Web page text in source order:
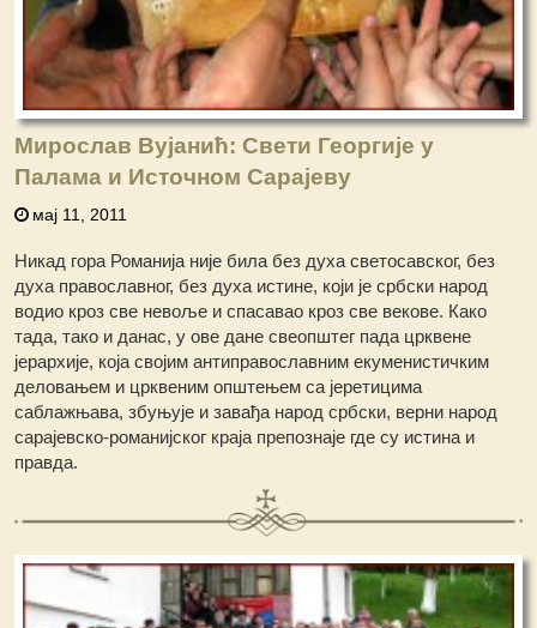
Мирослав Вујанић: Свети Георгије у
Палама и Источном Сарајеву
мај 11, 2011
Никад гора Романија није била без духа светосавског, без
духа православног, без духа истине, који је србски народ
водио кроз све невоље и спасавао кроз све векове. Како
тада, тако и данас, у ове дане свеопштег пада црквене
јерархије, која својим антиправославним екуменистичким
деловањем и црквеним општењем са јеретицима
саблажњава, збуњује и завађа народ србски, верни народ
сарајевско-романијског краја препознаје где су истина и
правда.